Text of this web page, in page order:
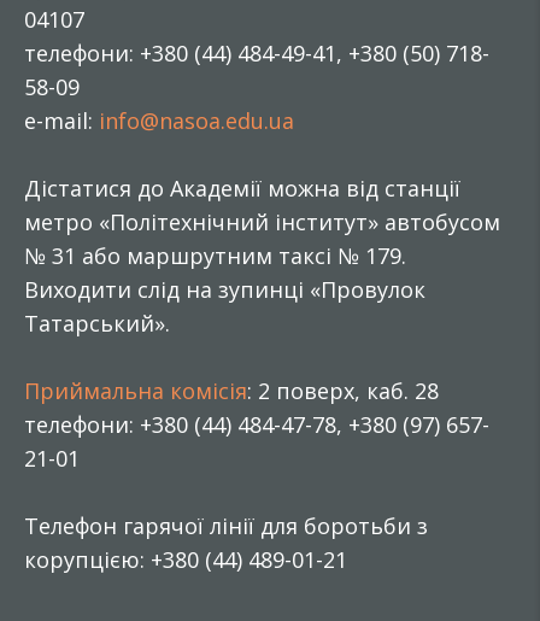
04107
телефони: +380 (44) 484-49-41, +380 (50) 718-
58-09
e-mail: info@nasoa.edu.ua
Дістатися до Академії можна від станції
метро «Політехнічний інститут» автобусом
№ 31 або маршрутним таксі № 179.
Виходити слід на зупинці «Провулок
Татарський».
Приймальна комісія: 2 поверх, каб. 28
телефони: +380 (44) 484-47-78, +380 (97) 657-
21-01
Телефон гарячої лінії для боротьби з
корупцією: +380 (44) 489-01-21